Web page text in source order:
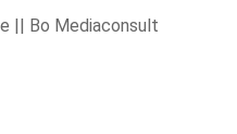
|| Bo Mediaconsult